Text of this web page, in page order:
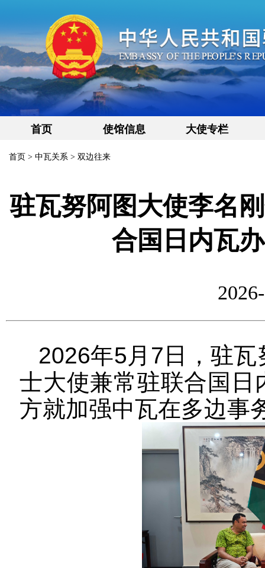
首页 使馆信息 大使专栏
首页 > 中瓦关系 > 双边往来
驻瓦努阿图大使李名
合国日内瓦
2026年5 月 7 日，驻
士大使兼常驻联合国
方就加强中瓦在多边事